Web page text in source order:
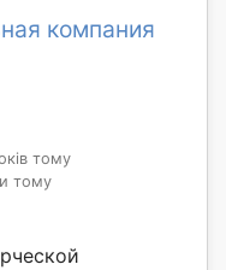
компания
тому
тому